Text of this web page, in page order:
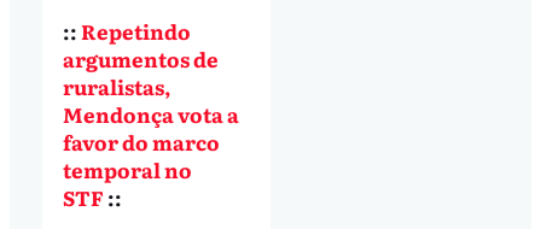
::Repetindo
argumentos de
ruralistas,
Mendonça vota a
favor do marco
temporal no
STF::